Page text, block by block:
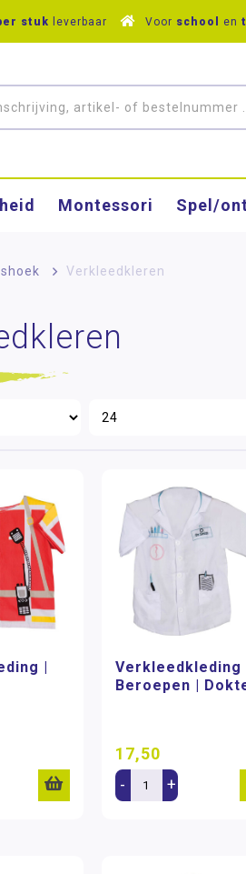
stuk leverbaar Voor school en
Montessori Spel/
> Verkleedkleren
|
Verkleedkleding
Beroepen |
17,50
- +